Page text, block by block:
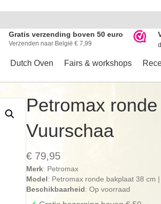
Gratis verzending boven 50 euro
Verzenden naar België € 7,99
Dutch Oven Fairs & workshops
Petromax
Vuurschaa
€ 79,95
Merk: Petromax
Model: Petromax ronde bakplaat 38 cm
Beschikbaarheid: Op voorraad